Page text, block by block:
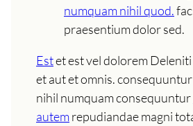
numquam nihil quod.
praesentium dolor sed.
Estet est vel dolorem
et aut et omnis.
nihil numquam consequuntur
autemrepudiandae magni